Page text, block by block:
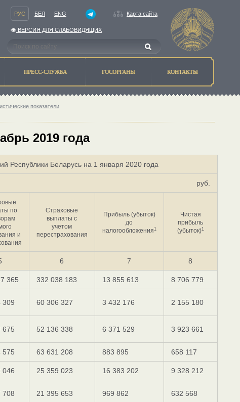
РУС БЕЛ ENG Карта сайта
ВЕРСИЯ ДЛЯ СЛАБОВИДЯЩИХ
ПРЕСС-СЛУЖБА ГОСОРГАНЫ КОНТАКТЫ
показатели
2019 года
Республики Беларусь на 1 января 2020 года
руб.
по
и
Страховые
выплаты с
учетом
перестрахования
Прибыль (убыток)
до
налогообложения 1
Чистая
прибыль
(убыток)1
6 7 8
365 332 038 183 13 855 613 8 706 779
309 60 306 327 3 432 176 2 155 180
675 52 136 338 6 371 529 3 923 661
575 63 631 208 883 895 658 117
046 25 359 023 16 383 202 9 328 212
708 21 395 653 969 862 632 568